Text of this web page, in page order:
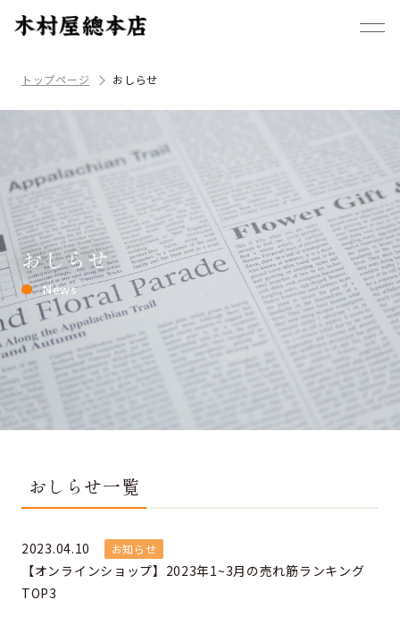
トップページ おしらせ
おしらせ
News
おしらせ一覧
2023.04.10 お知らせ
【オンラインショップ】2023年1~3月の売れ筋ランキング
TOP3